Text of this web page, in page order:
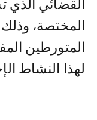
القضائي الذي
المختصة،
المتورطين
لهذا النشاط